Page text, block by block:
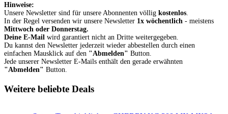
Hinweise:
Unsere Newsletter sind für unsere Abonnenten völlig kostenlos
In der Regel versenden wir unsere Newsletter 1x wöchentlich - meistens
Mittwoch oder Donnerstag.
Deine E-Mail wird garantiert nicht an Dritte weitergegeben.
Du kannst den Newsletter jederzeit wieder abbestellen durch einen
einfachen Mausklick auf den "Abmelden" Button.
Jede unserer Newsletter E-Mails enthält den gerade erwähnten
"Abmelden" Button.
Weitere beliebte Deals